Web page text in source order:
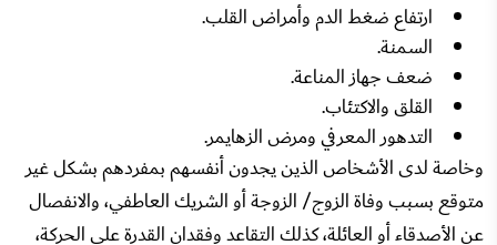
ارتفاع ضغط الدم وأمراض القلب.
السمنة.
ضعف جهاز المناعة.
القلق والاكتئاب.
التدهور المعرفي ومرض الزهايمر.
وخاصة لدى الأشخاص الذين يجدون أنفسهم بمفردهم بشكل غير
متوقع بسبب وفاة الزوج/ الزوجة أو الشريك العاطفي، والانفصال
عن الأصدقاء أو العائلة، كذلك التقاعد وفقدان القدرة على الحركة،